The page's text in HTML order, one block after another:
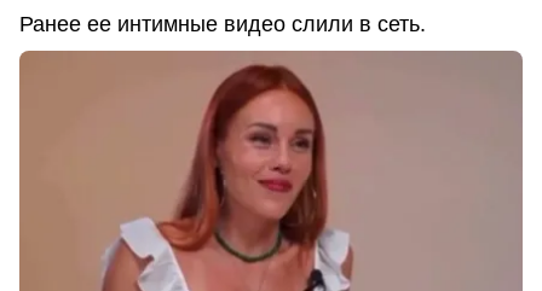
Ранее ее интимные видео слили в сеть.